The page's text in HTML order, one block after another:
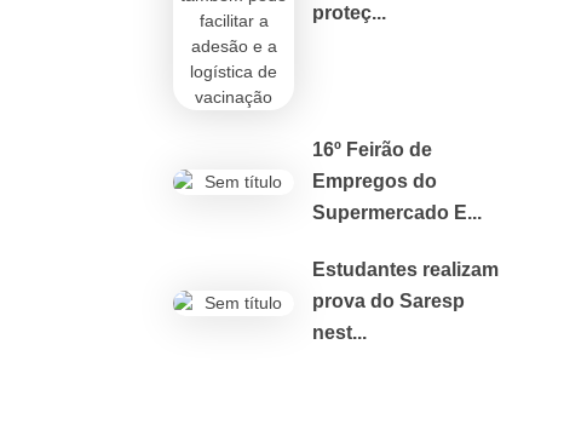
proteç...
16º Feirão de
Empregos do
Supermercado E...
Estudantes realizam
prova do Saresp
nest...